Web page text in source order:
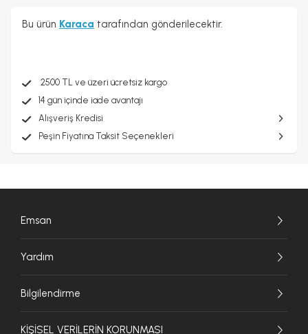
Bu ürün Karaca tarafından gönderilecektir.
2500 TL ve üzeri ücretsiz kargo
14 gün içinde iade avantajı
Alışveriş Kredisi
Peşin Fiyatına Taksit Seçenekleri
Emsan
Yardım
Bilgilendirme
KİŞİSEL VERİLERİN KORUNMASI